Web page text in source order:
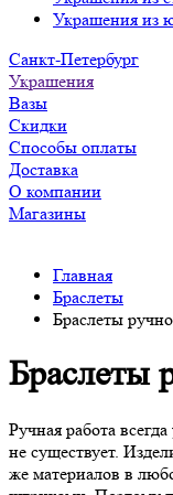
Украшения из
Санкт-Петербург
Украшения
Вазы
Скидки
Способы оплаты
Доставка
О компании
Магазины
Главная
Браслеты
Браслеты
Браслеты
Ручная работа
не существует.
же материалов в